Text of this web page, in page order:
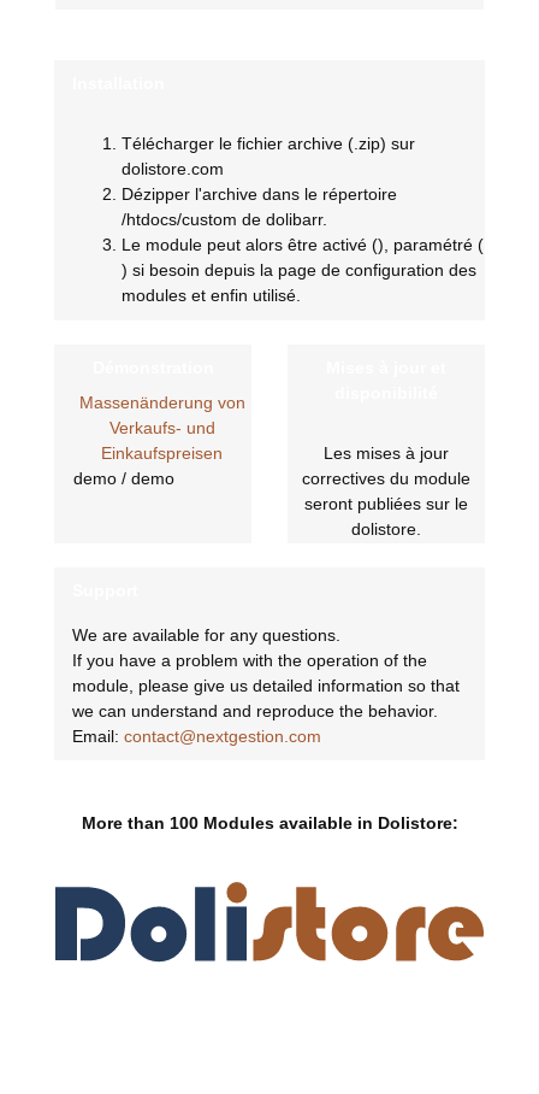
Télécharger le fichier archive (.zip) sur
dolistore.com
Dézipper l'archive dans le répertoire
/htdocs/custom de dolibarr.
Le module peut alors être activé (), paramétré (
) si besoin depuis la page de configuration des
modules et enfin utilisé.
Massenänderung von
Verkaufs- und
Einkaufspreisen
demo / demo
Les mises à jour
correctives du module
seront publiées sur le
dolistore.
We are available for any questions.
If you have a problem with the operation of the
module, please give us detailed information so that
we can understand and reproduce the behavior.
Email: contact@nextgestion.com
More than 100 Modules available in Dolistore: